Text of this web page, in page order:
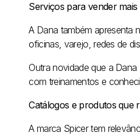
Serviços para vender
A Dana também apresenta
oficinas, varejo, redes de
Outra novidade que a
com treinamentos e
Catálogos e produtos que
A marca Spicer tem